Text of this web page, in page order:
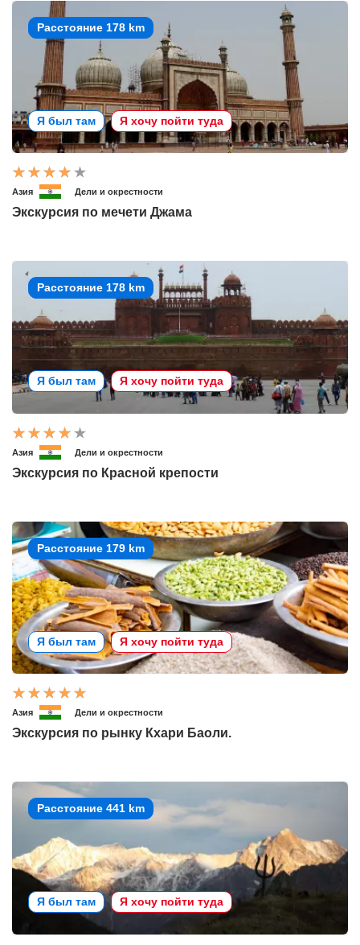
Расстояние 178 km
Я был там Я хочу пойти туда
Азия Дели и окрестности
Экскурсия по мечети Джама
Расстояние 178 km
Я был там Я хочу пойти туда
Азия Дели и окрестности
Экскурсия по Красной крепости
Расстояние 179 km
Я был там Я хочу пойти туда
Азия Дели и окрестности
Экскурсия по рынку Кхари Баоли.
Расстояние 441 km
Я был там Я хочу пойти туда